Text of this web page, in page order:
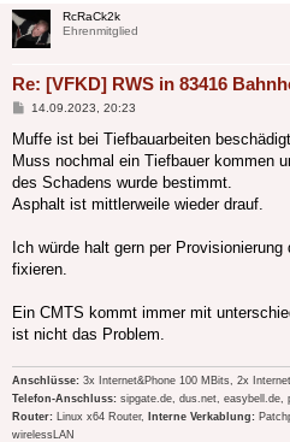
RcRaCk2k
Ehrenmitglied
Re: [VFKD] RWS in 83416
Beitrag
14.09.2023, 20:23
Muffe ist bei Tiefbauarbeiten
Muss nochmal ein Tiefbauer kommen
des Schadens wurde bestimmt.
Asphalt ist mittlerweile wieder drauf.
Ich würde halt gern per
fixieren.
Ein CMTS kommt immer mit
ist nicht das Problem.
Anschlüsse: 3x Internet&Phone 100 MBits, 2x
Telefon-Anschluss: sipgate.de, dus.net, easybell.de,
Router: Linux x64 Router, Interne Verkablung:
wirelessLAN